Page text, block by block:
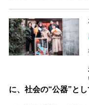
に、社会の“公器”と